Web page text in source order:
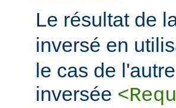
Le résultat de
inversé en
le cas de
inversée